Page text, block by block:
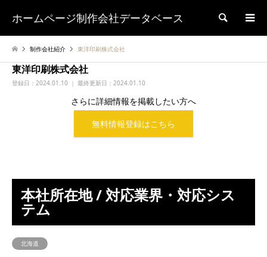
ホームページ制作会社データベース 検索
制作会社紹介 東洋印刷株式会社
東洋印刷株式会社
登録日： 2024.01.10 ｜ 最終更新日：2024.01.10
さらに詳細情報を掲載したい方へ
無料情報登録はこちら
本社所在地 / 対応業界・対応シス
テム
北海道